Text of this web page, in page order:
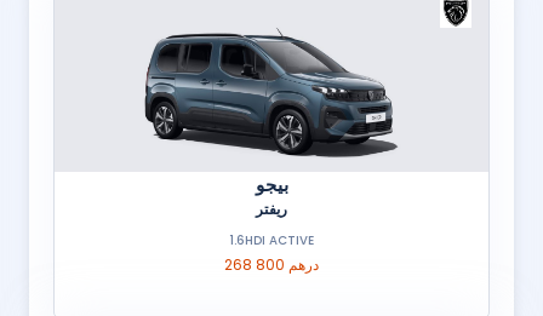
بيجو
ريفتر
1.6HDI ACTIVE
268 800 درهم